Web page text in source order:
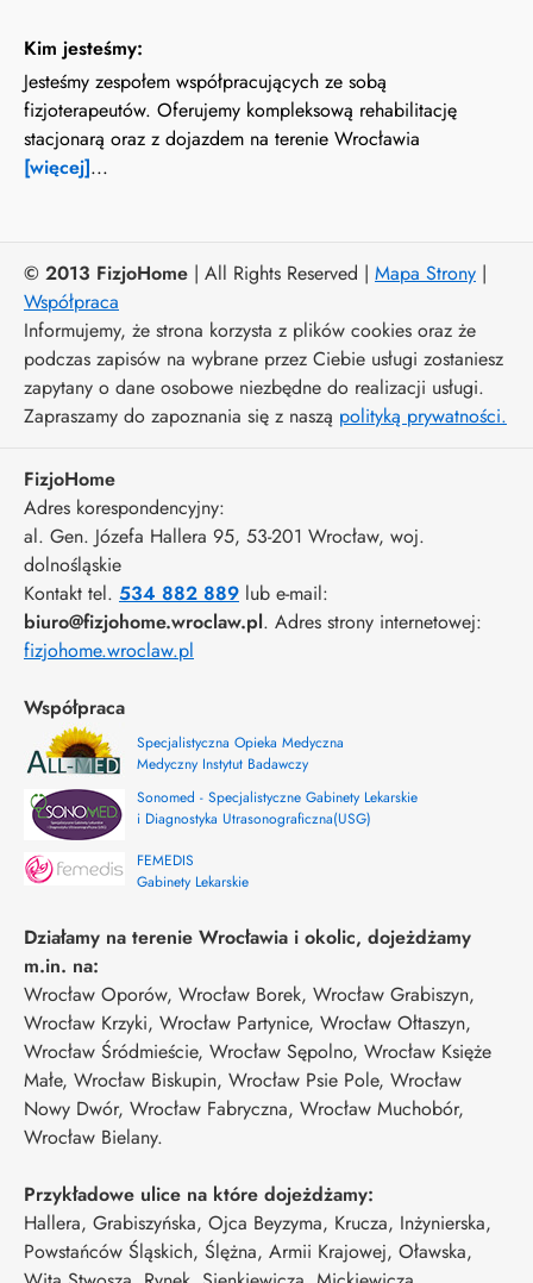
Kim jesteśmy:
Jesteśmy zespołem współpracujących ze sobą
fizjoterapeutów. Oferujemy kompleksową rehabilitację
stacjonarą oraz z dojazdem na terenie Wrocławia
[więcej]...
© 2013 FizjoHome | All Rights Reserved | Mapa Strony |
Współpraca
Informujemy, że strona korzysta z plików cookies oraz że
podczas zapisów na wybrane przez Ciebie usługi zostaniesz
zapytany o dane osobowe niezbędne do realizacji usługi.
Zapraszamy do zapoznania się z naszą polityką prywatności.
FizjoHome
Adres korespondencyjny:
al. Gen. Józefa Hallera 95, 53-201 Wrocław, woj.
dolnośląskie
Kontakt tel. 534 882 889 lub e-mail:
biuro@fizjohome.wroclaw.pl. Adres strony internetowej:
fizjohome.wroclaw.pl
Współpraca
Specjalistyczna Opieka Medyczna
Medyczny Instytut Badawczy
Sonomed - Specjalistyczne Gabinety Lekarskie
i Diagnostyka Utrasonograficzna(USG)
FEMEDIS
Gabinety Lekarskie
Działamy na terenie Wrocławia i okolic, dojeżdżamy
m.in. na:
Wrocław Oporów, Wrocław Borek, Wrocław Grabiszyn,
Wrocław Krzyki, Wrocław Partynice, Wrocław Ołtaszyn,
Wrocław Śródmieście, Wrocław Sępolno, Wrocław Księże
Małe, Wrocław Biskupin, Wrocław Psie Pole, Wrocław
Nowy Dwór, Wrocław Fabryczna, Wrocław Muchobór,
Wrocław Bielany.
Przykładowe ulice na które dojeżdżamy:
Hallera, Grabiszyńska, Ojca Beyzyma, Krucza, Inżynierska,
Powstańców Śląskich, Ślężna, Armii Krajowej, Oławska,